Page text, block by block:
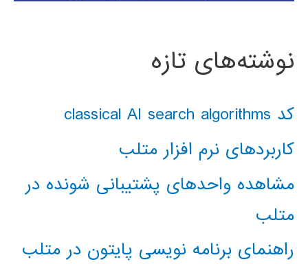
نوشته‌های تازه
کد classical AI search algorithms
کاربردهای نرم افزار متلب
مشاهده واحدهای پشتیبانی شونده در
متلب
راهنمای برنامه نویسی پایتون در متلب